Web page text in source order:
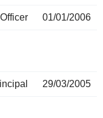
01/01/2006
29/03/2005